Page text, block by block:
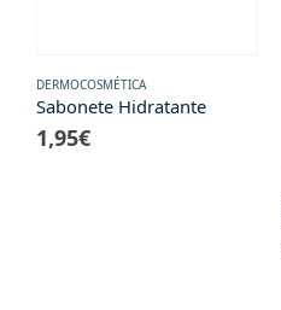
DERMOCOSMÉTICA
Sabonete Hidratante
1,95€